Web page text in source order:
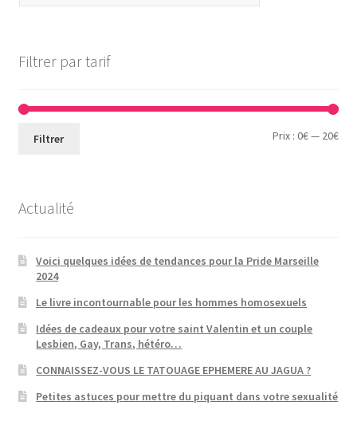
Filtrer par tarif
Prix
Prix
Filtrer Prix :0€— 20€
Actualité
Voici quelques idées de tendances pour la Pride Marseille
2024
Le livre incontournable pour les hommes homosexuels
Idées de cadeaux pour votre saint Valentin et un couple
Lesbien, Gay, Trans, hétéro…
CONNAISSEZ-VOUS LE TATOUAGE EPHEMERE AU JAGUA ?
Petites astuces pour mettre du piquant dans votre sexualité